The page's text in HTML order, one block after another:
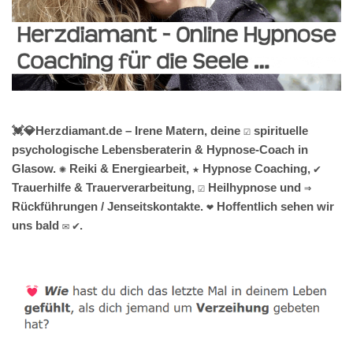
💓️💎Herzdiamant.de – Irene Matern, deine ☑️ spirituelle
psychologische Lebensberaterin & Hypnose-Coach in
Glasow. ✺ Reiki & Energiearbeit, ★ Hypnose Coaching, ✔️
Trauerhilfe & Trauerverarbeitung, ☑️ Heilhypnose und ⇒
Rückführungen / Jenseitskontakte. ❤ Hoffentlich sehen wir
uns bald ✉ ✔.